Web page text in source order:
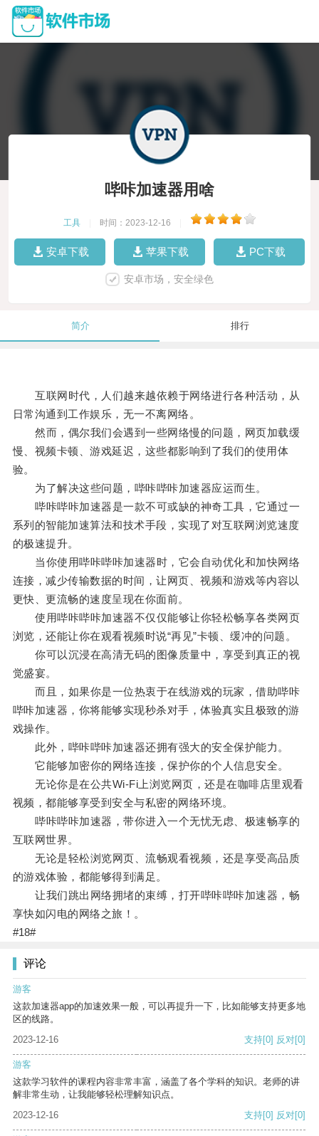
哔咔加速器用啥
工具 时间：2023-12-16
安卓下载 苹果下载 PC下载
安卓市场，安全绿色
简介 排行
互联网时代，人们越来越依赖于网络进行各种活动，从
日常沟通到工作娱乐，无一不离网络。
然而，偶尔我们会遇到一些网络慢的问题，网页加载缓
慢、视频卡顿、游戏延迟，这些都影响到了我们的使用体
验。
为了解决这些问题，哔咔哔咔加速器应运而生。
哔咔哔咔加速器是一款不可或缺的神奇工具，它通过一
系列的智能加速算法和技术手段，实现了对互联网浏览速度
的极速提升。
当你使用哔咔哔咔加速器时，它会自动优化和加快网络
连接，减少传输数据的时间，让网页、视频和游戏等内容以
更快、更流畅的速度呈现在你面前。
使用哔咔哔咔加速器不仅仅能够让你轻松畅享各类网页
浏览，还能让你在观看视频时说“再见”卡顿、缓冲的问题。
你可以沉浸在高清无码的图像质量中，享受到真正的视
觉盛宴。
而且，如果你是一位热衷于在线游戏的玩家，借助哔咔
哔咔加速器，你将能够实现秒杀对手，体验真实且极致的游
戏操作。
此外，哔咔哔咔加速器还拥有强大的安全保护能力。
它能够加密你的网络连接，保护你的个人信息安全。
无论你是在公共Wi-Fi上浏览网页，还是在咖啡店里观看
视频，都能够享受到安全与私密的网络环境。
哔咔哔咔加速器，带你进入一个无忧无虑、极速畅享的
互联网世界。
无论是轻松浏览网页、流畅观看视频，还是享受高品质
的游戏体验，都能够得到满足。
让我们跳出网络拥堵的束缚，打开哔咔哔咔加速器，畅
享快如闪电的网络之旅！。
#18#
评论
游客
这款加速器app的加速效果一般，可以再提升一下，比如能够支持更多地
区的线路。
2023-12-16
支持[0] 反对[0]
游客
这款学习软件的课程内容非常丰富，涵盖了各个学科的知识。老师的讲
解非常生动，让我能够轻松理解知识点。
2023-12-16
支持[0] 反对[0]